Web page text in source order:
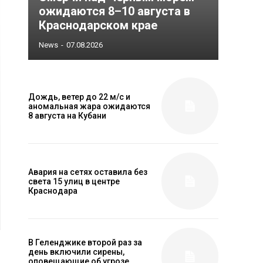
ожидаются 8–10 августа в
Краснодарском крае
News - 07.08.2026
Дождь, ветер до 22 м/с и
аномальная жара ожидаются
8 августа на Кубани
Авария на сетях оставила без
света 15 улиц в центре
Краснодара
В Геленджике второй раз за
день включили сирены,